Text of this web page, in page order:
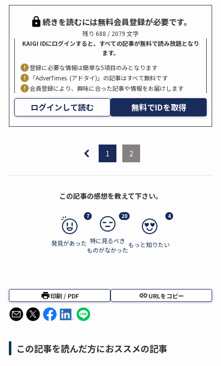
続きを読むには無料会員登録が必要です。
残り 688 / 2079 文字
KAIGI IDにログインすると、すべての記事が無料で読み放題となり
ます。
登録に必要な情報は簡単な5項目のみとなります
「AdverTimes. (アドタイ)」の記事はすべて無料です
会員登録により、興味に合った記事や情報をお届けします
ログインして読む 無料でIDを取得
1 2
この記事の感想を教えて下さい。
7
発見があった
20
特に見るべき
ものがなかった
4
もっと知りたい
印刷 / PDF URLをコピー
この記事を読んだ方におススメの記事